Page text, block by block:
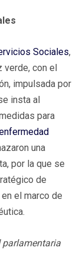
Sociales,
verde, con el
impulsada por
insta al
para
una
por la que se
de
en el marco de
parlamentaria